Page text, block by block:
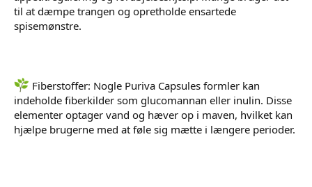
til at dæmpe trangen og opretholde ensartede
spisemønstre.
Fiberstoffer: Nogle Puriva Capsules formler kan
indeholde fiberkilder som glucomannan eller inulin. Disse
elementer optager vand og hæver op i maven, hvilket kan
hjælpe brugerne med at føle sig mætte i længere perioder.